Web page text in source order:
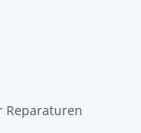
Reparaturen